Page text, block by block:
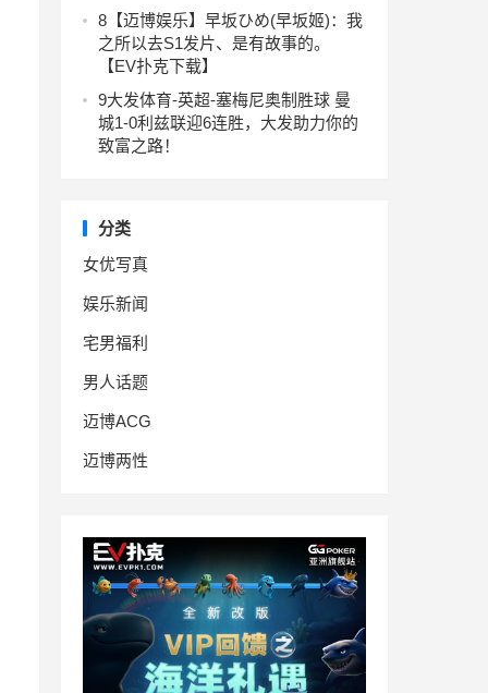
8 【迈博娱乐】早坂ひめ(早坂姬)：我
之所以去S1发片、是有故事的。
【EV扑克下载】
9大发体育-英超-塞梅尼奥制胜球 曼
城1-0利兹联迎6连胜，大发助力你的
致富之路！
分类
女优写真
娱乐新闻
宅男福利
男人话题
迈博ACG
迈博两性